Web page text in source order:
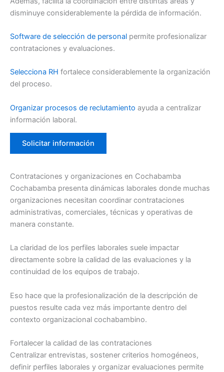
disminuye considerablemente la pérdida de información.
Software de selección de personal permite profesionalizar
contrataciones y evaluaciones.
Selecciona RH fortalece considerablemente la organización
del proceso.
Organizar procesos de reclutamiento ayuda a centralizar
información laboral.
Solicitar información
Contrataciones y organizaciones en Cochabamba
Cochabamba presenta dinámicas laborales donde muchas
organizaciones necesitan coordinar contrataciones
administrativas, comerciales, técnicas y operativas de
manera constante.
La claridad de los perfiles laborales suele impactar
directamente sobre la calidad de las evaluaciones y la
continuidad de los equipos de trabajo.
Eso hace que la profesionalización de la descripción de
puestos resulte cada vez más importante dentro del
contexto organizacional cochabambino.
Fortalecer la calidad de las contrataciones
Centralizar entrevistas, sostener criterios homogéneos,
definir perfiles laborales y organizar evaluaciones permite